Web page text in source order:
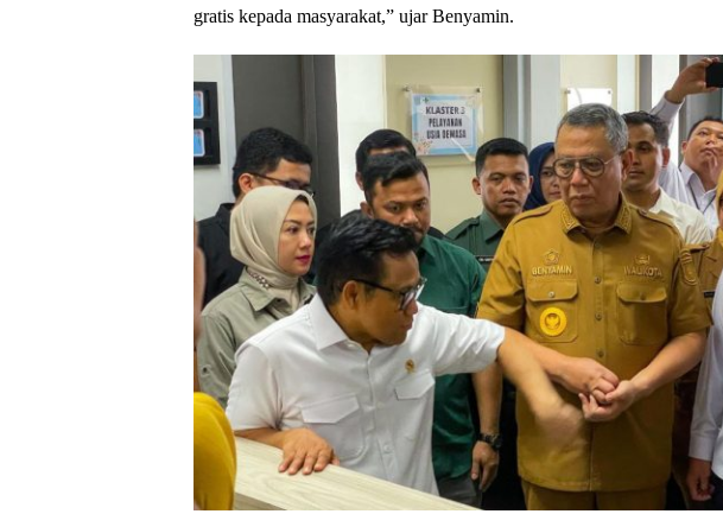
gratis kepada masyarakat,” ujar Benyamin.